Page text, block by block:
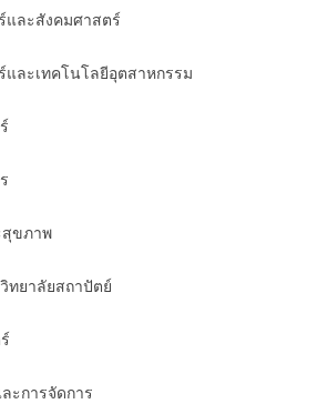
ละสังคมศาสตร์
ละเทคโนโลยีอุตสาหกรรม
สุขภาพ
วิทยาลัยสถาปัตย์
ะการจัดการ